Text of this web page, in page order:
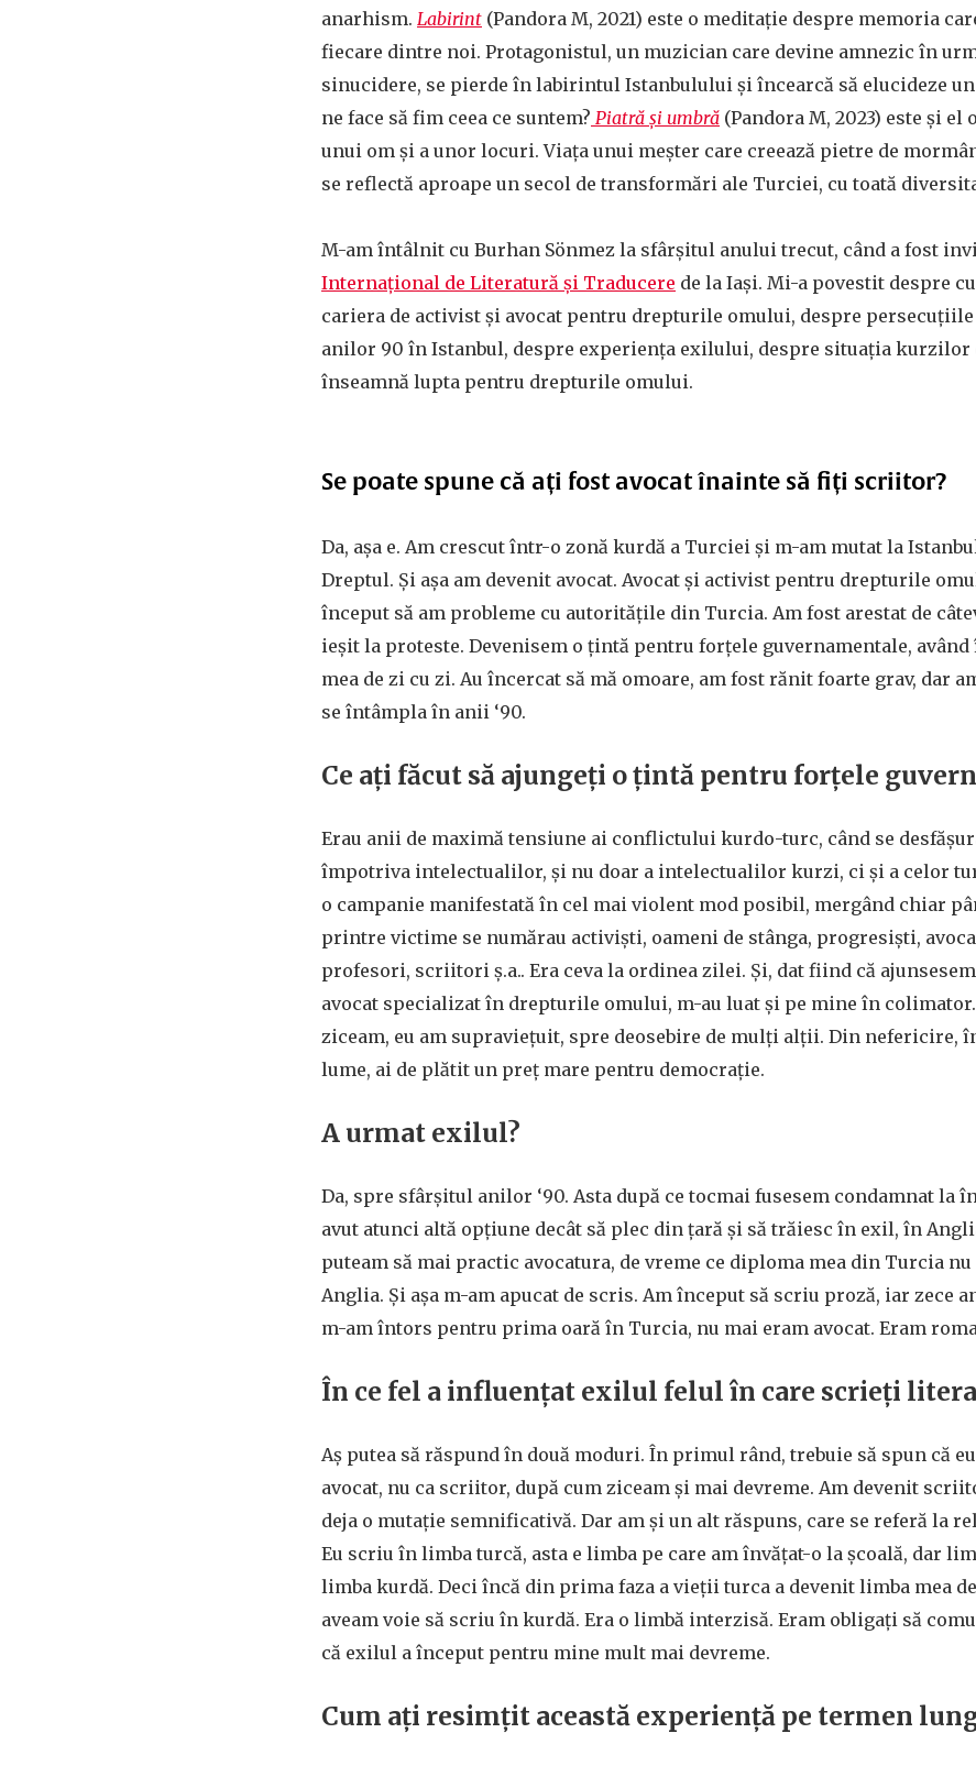
anarhism. Labirint (Pandora M, 2021) este o meditație despre memoria
fiecare dintre noi. Protagonistul, un muzician care devine amnezic în
sinucidere, se pierde în labirintul Istanbulului și încearcă să elucideze
ne face să fim ceea ce suntem? Piatră și umbră (Pandora M, 2023) este și
unui om și a unor locuri. Viața unui meșter care creează pietre de
se reflectă aproape un secol de transformări ale Turciei, cu toată
M-am întâlnit cu Burhan Sönmez la sfârșitul anului trecut, când a fost
Internațional de Literatură și Traducere de la Iași. Mi-a povestit despre
cariera de activist și avocat pentru drepturile omului, despre
anilor 90 în Istanbul, despre experiența exilului, despre situația kurzilor
înseamnă lupta pentru drepturile omului.
Se poate spune că ați fost avocat înainte să fiți scriitor?
Da, așa e. Am crescut într-o zonă kurdă a Turciei și m-am mutat la
Dreptul. Și așa am devenit avocat. Avocat și activist pentru drepturile
început să am probleme cu autoritățile din Turcia. Am fost arestat de
ieșit la proteste. Devenisem o țintă pentru forțele guvernamentale,
mea de zi cu zi. Au încercat să mă omoare, am fost rănit foarte grav, dar
se întâmpla în anii ‘90.
Ce ați făcut să ajungeți o țintă pentru forțele
Erau anii de maximă tensiune ai conflictului kurdo-turc, când se
împotriva intelectualilor, și nu doar a intelectualilor kurzi, ci și a celor
o campanie manifestată în cel mai violent mod posibil, mergând chiar
printre victime se numărau activiști, oameni de stânga, progresiști,
profesori, scriitori ș.a.. Era ceva la ordinea zilei. Și, dat fiind că
avocat specializat în drepturile omului, m-au luat și pe mine în colimator.
ziceam, eu am supraviețuit, spre deosebire de mulți alții. Din nefericire,
lume, ai de plătit un preț mare pentru democrație.
A urmat exilul?
Da, spre sfârșitul anilor ‘90. Asta după ce tocmai fusesem condamnat la
avut atunci altă opțiune decât să plec din țară și să trăiesc în exil, în
puteam să mai practic avocatura, de vreme ce diploma mea din Turcia
Anglia. Și așa m-am apucat de scris. Am început să scriu proză, iar zece
m-am întors pentru prima oară în Turcia, nu mai eram avocat. Eram
În ce fel a influențat exilul felul în care scrieți
Aș putea să răspund în două moduri. În primul rând, trebuie să spun că
avocat, nu ca scriitor, după cum ziceam și mai devreme. Am devenit
deja o mutație semnificativă. Dar am și un alt răspuns, care se referă la
Eu scriu în limba turcă, asta e limba pe care am învățat-o la școală, dar
limba kurdă. Deci încă din prima faza a vieții turca a devenit limba mea
aveam voie să scriu în kurdă. Era o limbă interzisă. Eram obligați să
că exilul a început pentru mine mult mai devreme.
Cum ați resimțit această experiență pe termen